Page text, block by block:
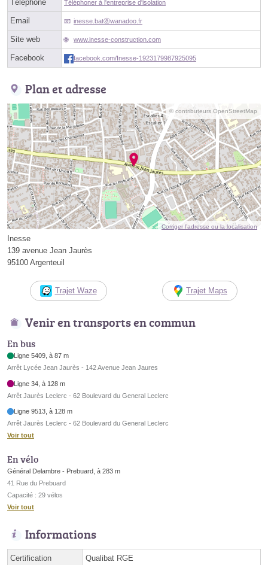
Téléphone Téléphoner à l'entreprise d'isolation
Email inesse.batⓐwanadoo.fr
Site web www.inesse-construction.com
Facebook facebook.com/Inesse-1923179987925095
Plan et adresse
© contributeurs OpenStreetMap
Corriger l’adresse ou la localisation
Inesse
139 avenue Jean Jaurès
95100 Argenteuil
Trajet Waze Trajet Maps
Venir en transports en commun
En bus
Ligne 5409, à 87 m
Arrêt Lycée Jean Jaurès - 142 Avenue Jean Jaures
Ligne 34, à 128 m
Arrêt Jaurès Leclerc - 62 Boulevard du General Leclerc
Ligne 9513, à 128 m
Arrêt Jaurès Leclerc - 62 Boulevard du General Leclerc
Voir tout
En vélo
Général Delambre - Prebuard, à 283 m
41 Rue du Prebuard
Capacité : 29 vélos
Voir tout
Informations
Certification Qualibat RGE